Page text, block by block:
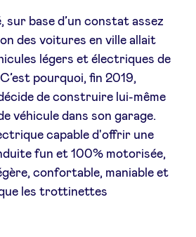
d'investissement
sur base d’un constat assez
des voitures en ville allait
légers et électriques de
pourquoi, fin 2019,
de construire lui-même
véhicule dans son garage.
capable d'offrir une
fun et 100% motorisée,
confortable, maniable et
les trottinettes